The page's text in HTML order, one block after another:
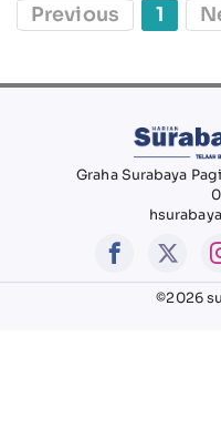
Previous 1
Graha Surabaya
©2026